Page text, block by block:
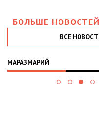
БОЛЬШЕ
ВСЕ
МАРАЗМАРИЙ